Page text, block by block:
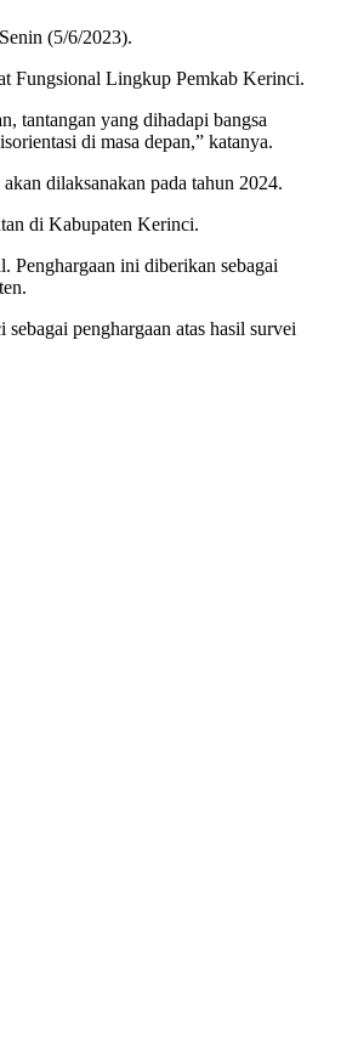
(5/6/2023).
Fungsional Lingkup Pemkab Kerinci.
tantangan yang dihadapi bangsa
di masa depan,” katanya.
dilaksanakan pada tahun 2024.
di Kabupaten Kerinci.
ini diberikan sebagai
penghargaan atas hasil survei